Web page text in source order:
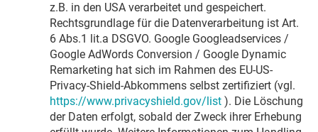
z.B. in den USA verarbeitet und gespeichert.
Rechtsgrundlage für die Datenverarbeitung ist Art.
6 Abs.1 lit.a DSGVO. Google Googleadservices /
Google AdWords Conversion / Google Dynamic
Remarketing hat sich im Rahmen des EU-US-
Privacy-Shield-Abkommens selbst zertifiziert (vgl.
https://www.privacyshield.gov/list ). Die Löschung
der Daten erfolgt, sobald der Zweck ihrer Erhebung